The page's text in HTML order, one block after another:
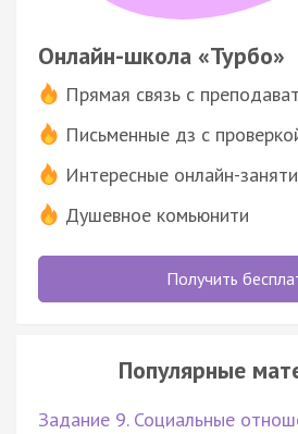
Онлайн-школа «Турбо»
Прямая связь с
Письменные дз с
Интересные онлайн-
Душевное комьюнити
Получить
Популярные
Задание 9. Социальные